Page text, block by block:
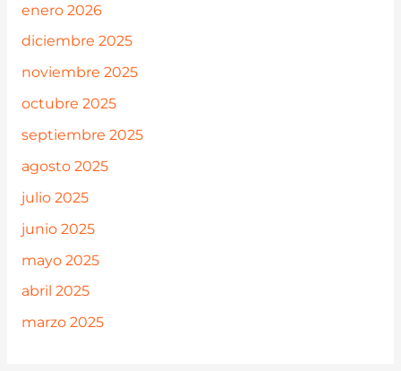
enero 2026
diciembre 2025
noviembre 2025
octubre 2025
septiembre 2025
agosto 2025
julio 2025
junio 2025
mayo 2025
abril 2025
marzo 2025